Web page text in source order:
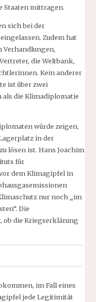
Staaten mittragen.
sich bei der
Zudem hat
Verhandlungen,
die Weltbank,
Kein anderer
ist über zwei
als die Klimadiplomatie
würde zeigen,
in der
lösen ist. Hans Joachim
für
dem Klimagipfel in
nur noch „im
Die
ob die Kriegserklärung
im Fall eines
jede Legitimität